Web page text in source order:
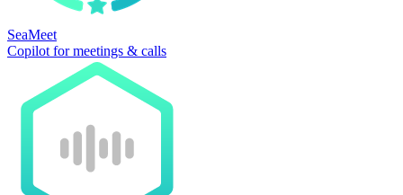
SeaMeet
Copilot for meetings & calls